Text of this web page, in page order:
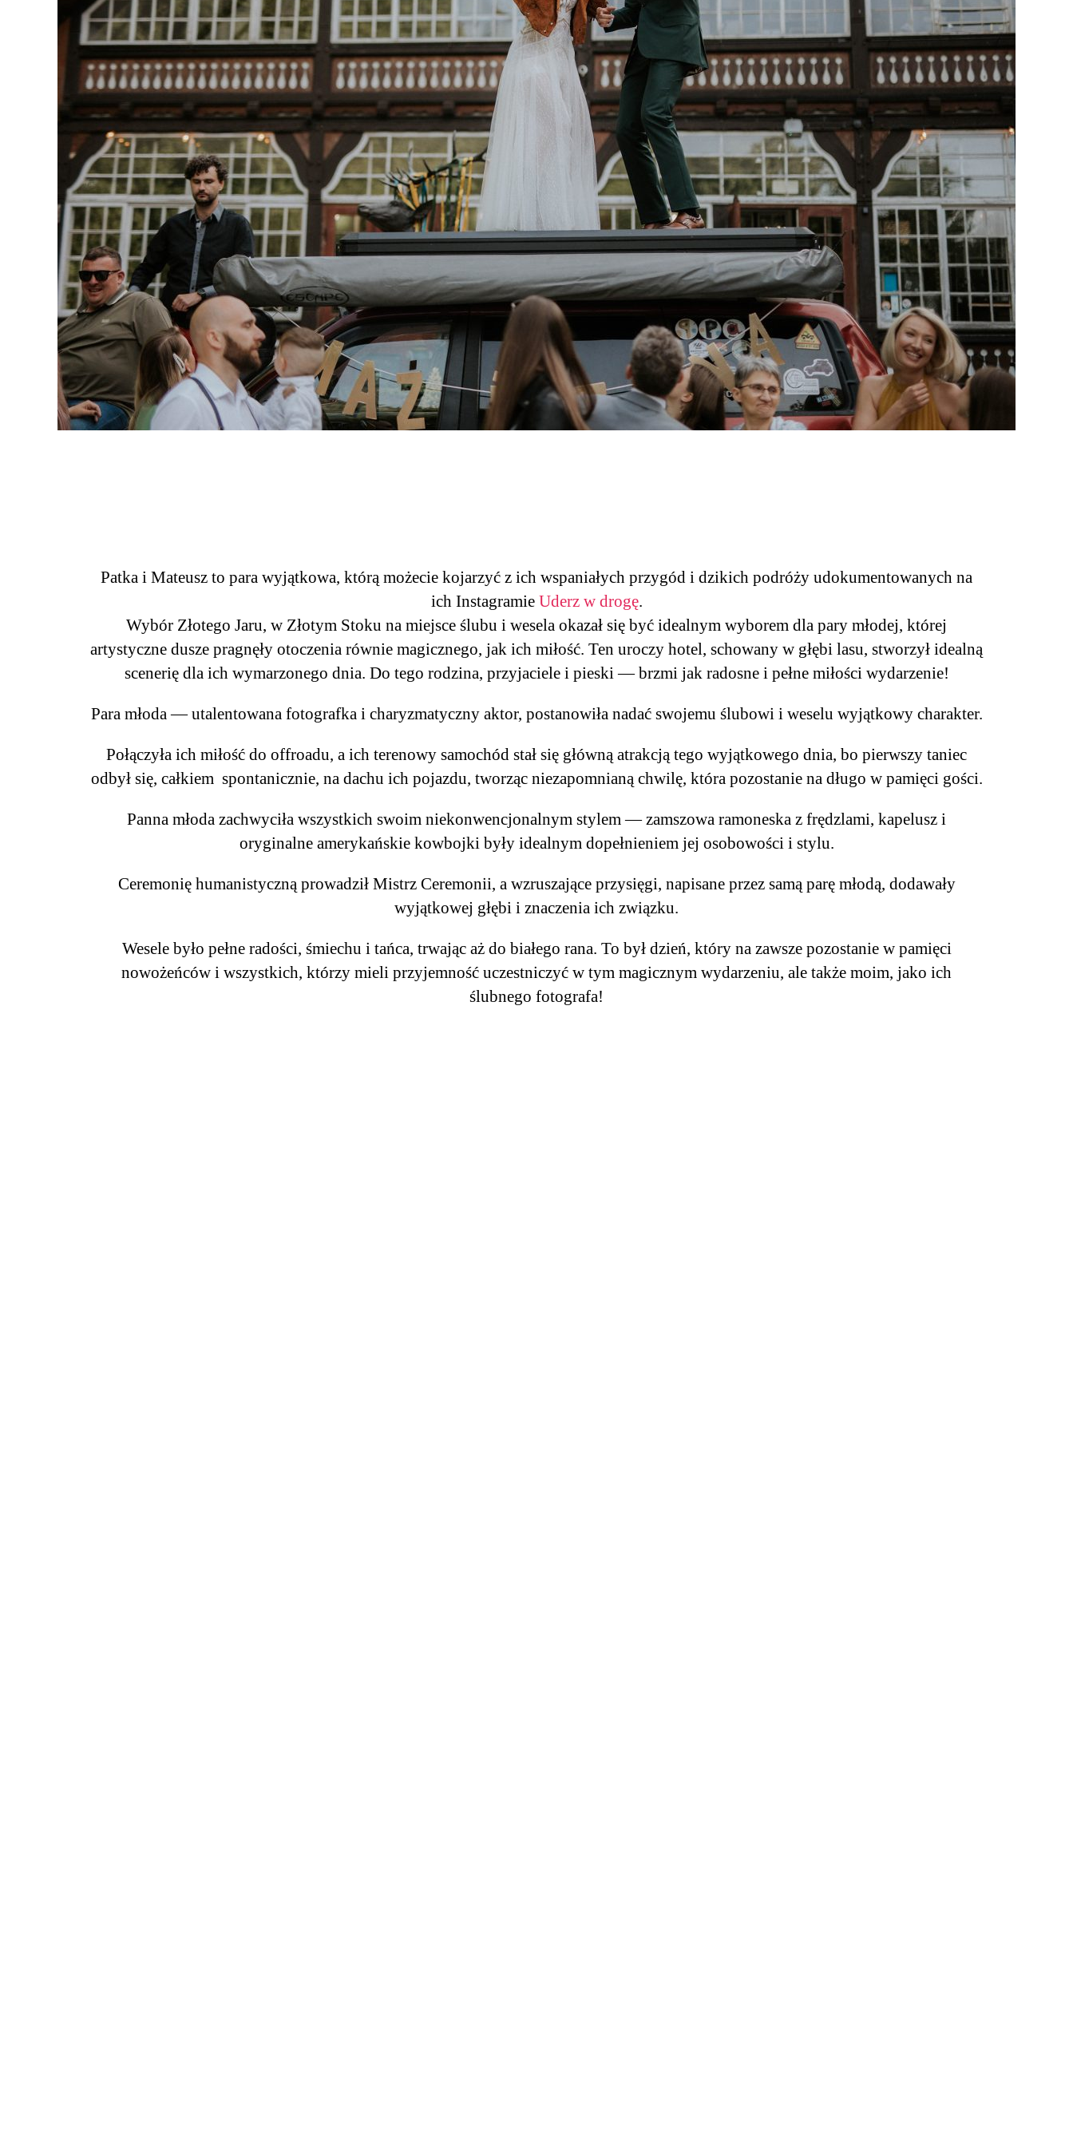
Patka i Mateusz to para wyjątkowa, którą możecie kojarzyć z ich wspaniałych przygód i dzikich podróży udokumentowanych na
ich InstagramieUderz w drogę.
Wybór Złotego Jaru, w Złotym Stoku na miejsce ślubu i wesela okazał się być idealnym wyborem dla pary młodej, której
artystyczne dusze pragnęły otoczenia równie magicznego, jak ich miłość. Ten uroczy hotel, schowany w głębi lasu, stworzył idealną
scenerię dla ich wymarzonego dnia. Do tego rodzina, przyjaciele i pieski — brzmi jak radosne i pełne miłości wydarzenie!
Para młoda — utalentowana fotografka i charyzmatyczny aktor, postanowiła nadać swojemu ślubowi i weselu wyjątkowy charakter.
Połączyła ich miłość do offroadu, a ich terenowy samochód stał się główną atrakcją tego wyjątkowego dnia, bo pierwszy taniec
odbył się, całkiem spontanicznie, na dachu ich pojazdu, tworząc niezapomnianą chwilę, która pozostanie na długo w pamięci gości.
Panna młoda zachwyciła wszystkich swoim niekonwencjonalnym stylem — zamszowa ramoneska z frędzlami, kapelusz i
oryginalne amerykańskie kowbojki były idealnym dopełnieniem jej osobowości i stylu.
Ceremonię humanistyczną prowadził Mistrz Ceremonii, a wzruszające przysięgi, napisane przez samą parę młodą, dodawały
wyjątkowej głębi i znaczenia ich związku.
Wesele było pełne radości, śmiechu i tańca, trwając aż do białego rana. To był dzień, który na zawsze pozostanie w pamięci
nowożeńców i wszystkich, którzy mieli przyjemność uczestniczyć w tym magicznym wydarzeniu, ale także moim, jako ich
ślubnego fotografa!